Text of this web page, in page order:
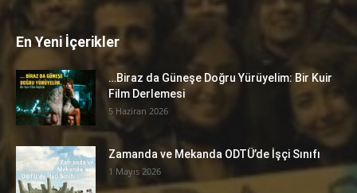
En Yeni İçerikler
…Biraz da Güneşe Doğru Yürüyelim: Bir Kuir
Film Derlemesi
5 Haziran 2026
Zamanda ve Mekanda ODTÜ’de İşçi Sınıfı
1 Mayıs 2026